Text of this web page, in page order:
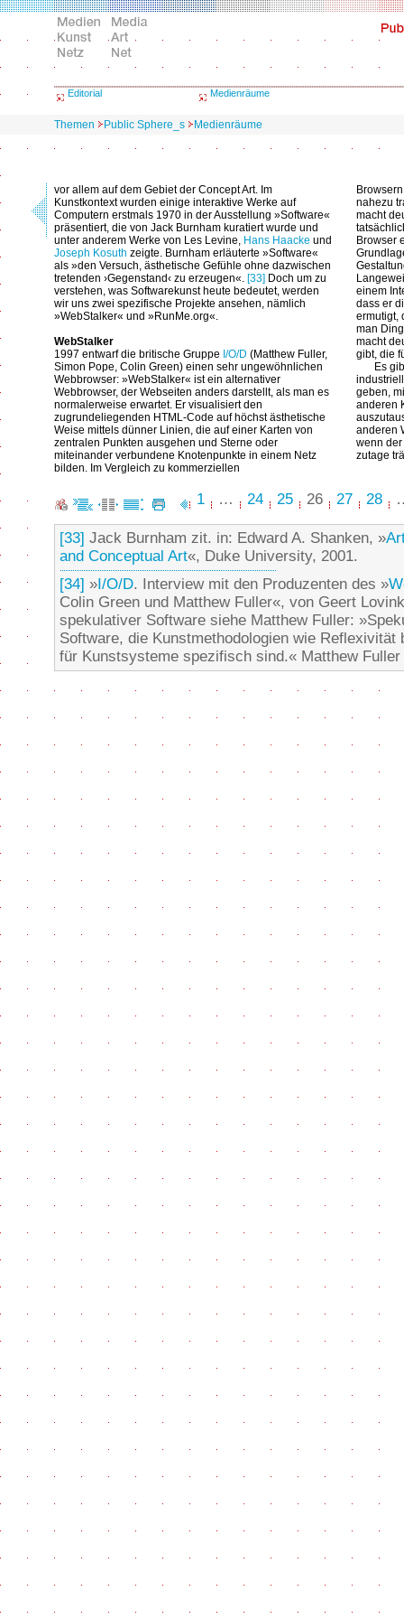
Editorial Medienräume
Themen Public Sphere_s Medienräume
vor allem auf dem Gebiet der Concept Art. Im
Kunstkontext wurden einige interaktive Werke auf
Computern erstmals 1970 in der Ausstellung »Software«
präsentiert, die von Jack Burnham kuratiert wurde und
unter anderem Werke von Les Levine, Hans Haacke und
Joseph Kosuth zeigte. Burnham erläuterte »Software«
als »den Versuch, ästhetische Gefühle ohne dazwischen
tretenden ›Gegenstand‹ zu erzeugen«. [33] Doch um zu
verstehen, was Softwarekunst heute bedeutet, werden
wir uns zwei spezifische Projekte ansehen, nämlich
»WebStalker« und »RunMe.org«.
WebStalker
1997 entwarf die britische Gruppe I/O/D (Matthew Fuller,
Simon Pope, Colin Green) einen sehr ungewöhnlichen
Webbrowser: »WebStalker« ist ein alternativer
Webbrowser, der Webseiten anders darstellt, als man es
normalerweise erwartet. Er visualisiert den
zugrundeliegenden HTML-Code auf höchst ästhetische
Weise mittels dünner Linien, die auf einer Karten von
zentralen Punkten ausgehen und Sterne oder
miteinander verbundene Knotenpunkte in einem Netz
bilden. Im Vergleich zu kommerziellen
nahezu
macht
Browser
einem
dass er
ermutigt,
man
macht
gibt, die
Es
geben,
anderen
anderen
wenn
zutage
1 … 24 25 26 27 28
[33] Jack Burnham zit. in: Edward A. Shanken, »
and Conceptual Art«, Duke University, 2001.
[34] »I/O/D. Interview mit den Produzenten des »
Colin Green und Matthew Fuller«, von Geert
spekulativer Software siehe Matthew Fuller:
Software, die Kunstmethodologien wie
für Kunstsysteme spezifisch sind.« Matthew